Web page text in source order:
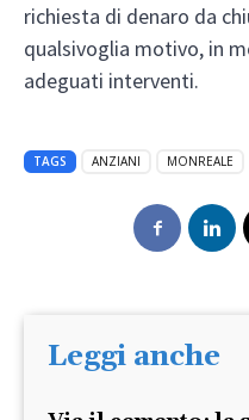
richiesta di denaro da
qualsivoglia motivo, in
adeguati interventi.
TAGS ANZIANI MONREALE
Leggi anche